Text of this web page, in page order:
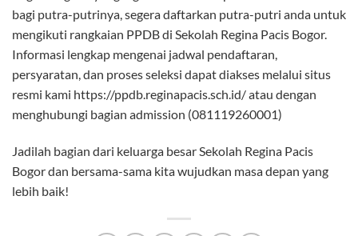
bagi putra-putrinya, segera daftarkan putra-putri anda untuk
mengikuti rangkaian PPDB di Sekolah Regina Pacis Bogor.
Informasi lengkap mengenai jadwal pendaftaran,
persyaratan, dan proses seleksi dapat diakses melalui situs
resmi kami https://ppdb.reginapacis.sch.id/ atau dengan
menghubungi bagian admission (081119260001)
Jadilah bagian dari keluarga besar Sekolah Regina Pacis
Bogor dan bersama-sama kita wujudkan masa depan yang
lebih baik!